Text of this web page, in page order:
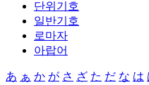
단위기호
일반기호
로마자
아랍어
あ ぁ か が さ ざ た だ な は